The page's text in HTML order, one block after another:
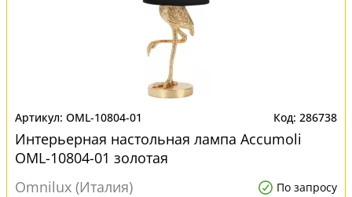
OML-10804-01 286738
Интерьерная настольная лампа Accumoli
OML-10804-01 золотая
Omnilux (Италия)
По запросу